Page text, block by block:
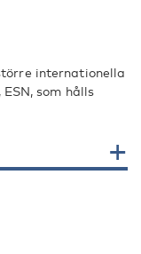
internationella
som hålls